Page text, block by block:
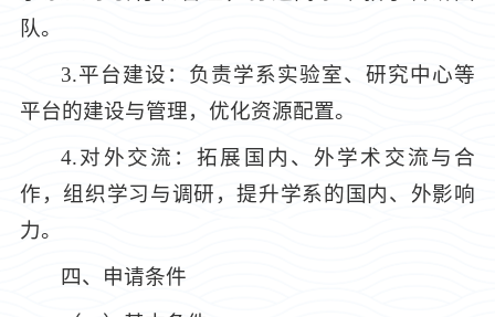
队。
3.平台建设：负责学系实验室、研究中心等
平台的建设与管理，优化资源配置。
4.对外交流：拓展国内、外学术交流与合
作，组织学习与调研，提升学系的国内、外影响
力。
四、申请条件